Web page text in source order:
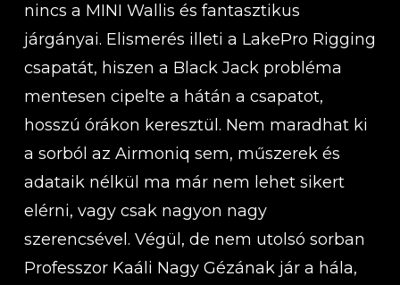
nincs a MINI Wallis és fantasztikus
járgányai. Elismerés illeti a LakePro Rigging
csapatát, hiszen a Black Jack probléma
mentesen cipelte a hátán a csapatot,
hosszú órákon keresztül. Nem maradhat ki
a sorból az Airmoniq sem, műszerek és
adataik nélkül ma már nem lehet sikert
elérni, vagy csak nagyon nagy
szerencsével. Végül, de nem utolsó sorban
Professzor Kaáli Nagy Gézának jár a hála,